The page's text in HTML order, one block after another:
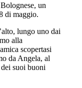
un
di maggio.
lungo uno dai
alla
scopertasi
da Angela, al
suoi buoni